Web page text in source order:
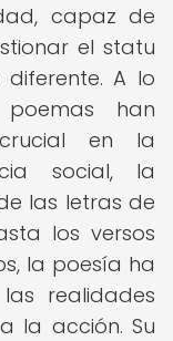
capaz de
el statu
A lo
han
en la
social, la
las letras de
los versos
la poesía ha
realidades
la acción. Su